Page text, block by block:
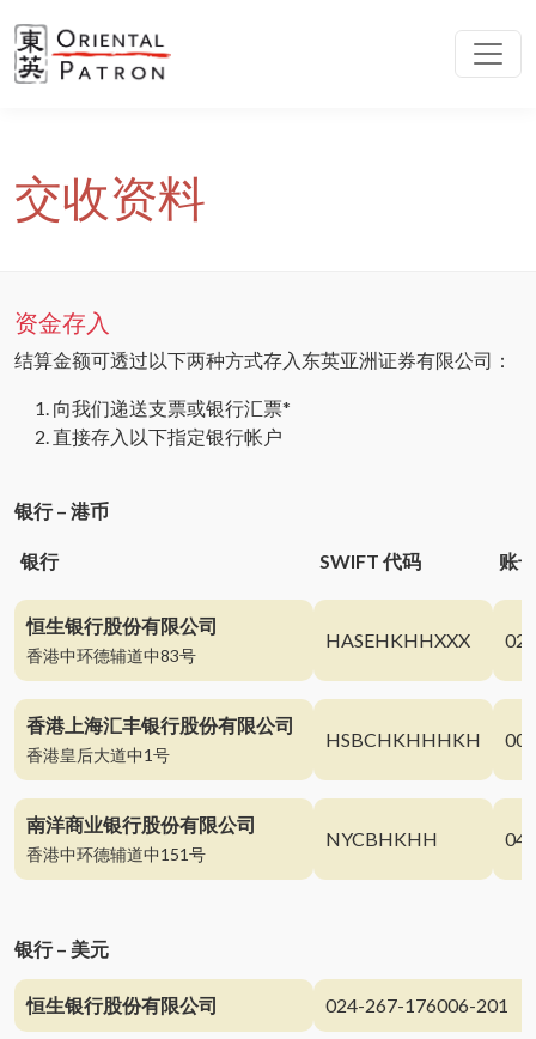
交收资料
资金存入
结算金额可透过以下两种方式存入东英亚洲证券有限公司：
向我们递送支票或银行汇票*
直接存入以下指定银行帐户
银行 – 港币
银行 SWIFT 代码 账号
恒生银行股份有限公司
香港中环德辅道中83号
HASEHKHHXXX
香港上海汇丰银行股份有限公司
香港皇后大道中1号
HSBCHKHHHKH
南洋商业银行股份有限公司
香港中环德辅道中151号
NYCBHKHH
银行 – 美元
恒生银行股份有限公司 024-267-176006-201